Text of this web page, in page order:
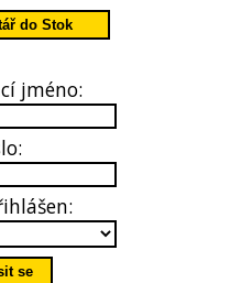
do Stok
jméno: